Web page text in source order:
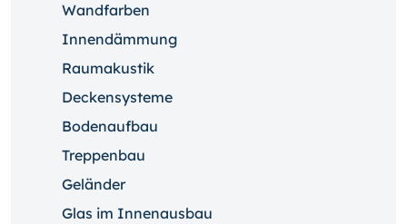
Wandfarben
Innendämmung
Raumakustik
Deckensysteme
Bodenaufbau
Treppenbau
Geländer
Glas im Innenausbau